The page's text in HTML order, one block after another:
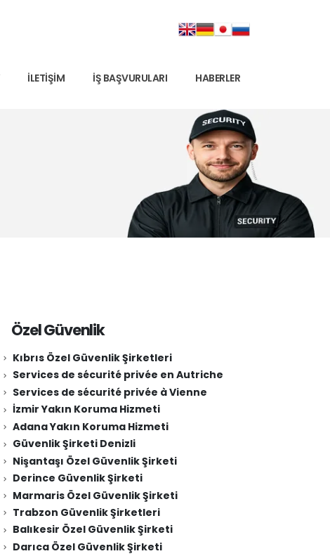
İLETIŞIM İŞ BAŞVURULARI HABERLER
Özel Güvenlik
Kıbrıs Özel Güvenlik Şirketleri
Services de sécurité privée en Autriche
Services de sécurité privée à Vienne
İzmir Yakın Koruma Hizmeti
Adana Yakın Koruma Hizmeti
Güvenlik Şirketi Denizli
Nişantaşı Özel Güvenlik Şirketi
Derince Güvenlik Şirketi
Marmaris Özel Güvenlik Şirketi
Trabzon Güvenlik Şirketleri
Balıkesir Özel Güvenlik Şirketi
Darıca Özel Güvenlik Şirketi